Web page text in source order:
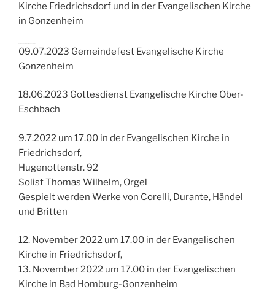
Kirche Friedrichsdorf und in der Evangelischen Kirche
in Gonzenheim
09.07.2023 Gemeindefest Evangelische Kirche
Gonzenheim
18.06.2023 Gottesdienst Evangelische Kirche Ober-
Eschbach
9.7.2022 um 17.00 in der Evangelischen Kirche in
Friedrichsdorf,
Hugenottenstr. 92
Solist Thomas Wilhelm, Orgel
Gespielt werden Werke von Corelli, Durante, Händel
und Britten
12. November 2022 um 17.00 in der Evangelischen
Kirche in Friedrichsdorf,
13. November 2022 um 17.00 in der Evangelischen
Kirche in Bad Homburg-Gonzenheim